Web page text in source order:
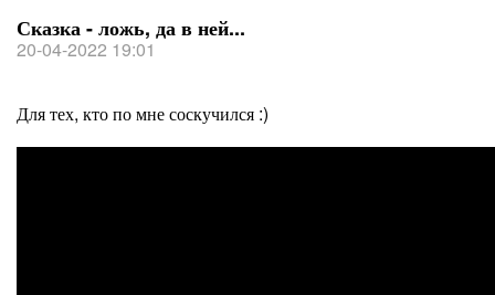
Сказка - ложь, да в ней...
20-04-2022 19:01
Для тех, кто по мне соскучился :)